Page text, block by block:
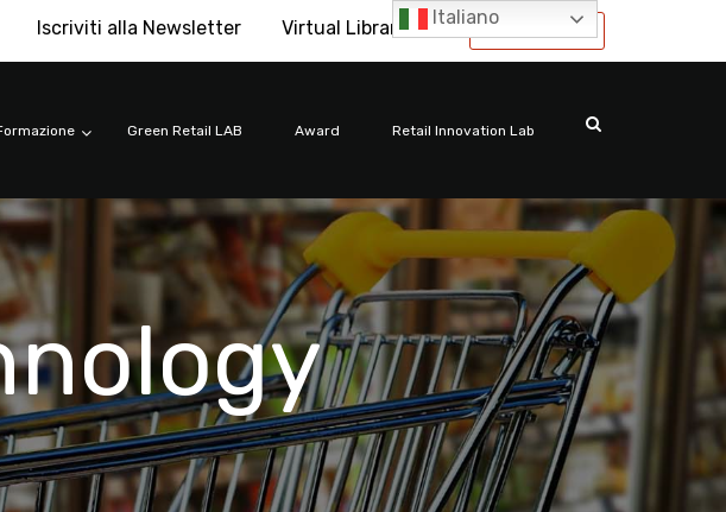
International
Iscriviti alla Newsletter Virtual Library
Green Retail LAB Award Retail Innovation Lab
Italiano